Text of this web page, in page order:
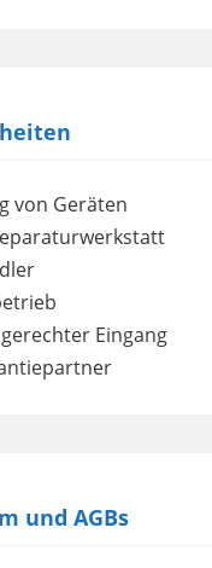
von Geräten
Eingang
und AGBs